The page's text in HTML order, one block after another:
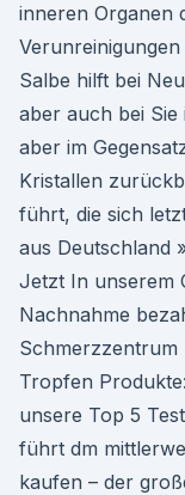
inneren Organen
Salbe hilft bei
aber auch bei Sie
aber im
Kristallen
führt, die sich
aus Deutschland
Jetzt In unserem
Nachnahme
Tropfen
unsere Top 5
führt dm
kaufen – der